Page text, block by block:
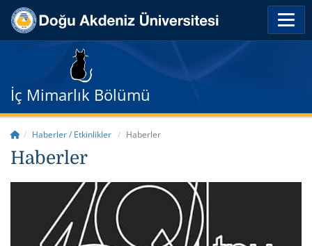
İç Mimarlık Bölümü
Haberler / Etkinlikler Haberler
Haberler